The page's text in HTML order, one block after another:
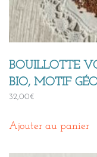
BOUILLOTTE
BIO, MOTIF
32,00€
Ajouter au panier